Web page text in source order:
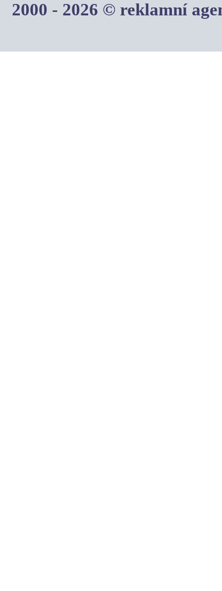
2000 - 2026 © reklamní